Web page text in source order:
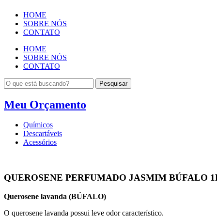
HOME
SOBRE NÓS
CONTATO
HOME
SOBRE NÓS
CONTATO
Pesquisar
Meu Orçamento
Químicos
Descartáveis
Acessórios
QUEROSENE PERFUMADO JASMIM BÚFALO
Querosene lavanda (BÚFALO)
O querosene lavanda possui leve odor característico.